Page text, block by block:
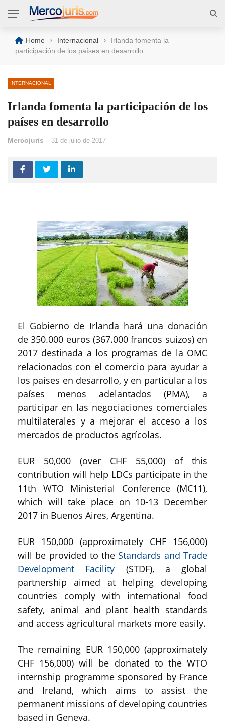
Home › Internacional ›
Irlanda fomenta la
participación de los países en desarrollo
INTERNACIONAL
Irlanda fomenta la participación de los
países en desarrollo
Mercojuris 31 de julio de 2017
El Gobierno de Irlanda hará una donación
de 350.000 euros (367.000 francos suizos) en
2017 destinada a los programas de la OMC
relacionados con el comercio para ayudar a
los países en desarrollo, y en particular a los
países menos adelantados (PMA), a
participar en las negociaciones comerciales
multilaterales y a mejorar el acceso a los
mercados de productos agrícolas.
EUR 50,000 (over CHF 55,000) of this
contribution will help LDCs participate in the
11th WTO Ministerial Conference (MC11),
which will take place on 10-13 December
2017 in Buenos Aires, Argentina.
EUR 150,000 (approximately CHF 156,000)
will be provided to the Standards and Trade
Development Facility (STDF), a global
partnership aimed at helping developing
countries comply with international food
safety, animal and plant health standards
and access agricultural markets more easily.
The remaining EUR 150,000 (approximately
CHF 156,000) will be donated to the WTO
internship programme sponsored by France
and Ireland, which aims to assist the
permanent missions of developing countries
based in Geneva.